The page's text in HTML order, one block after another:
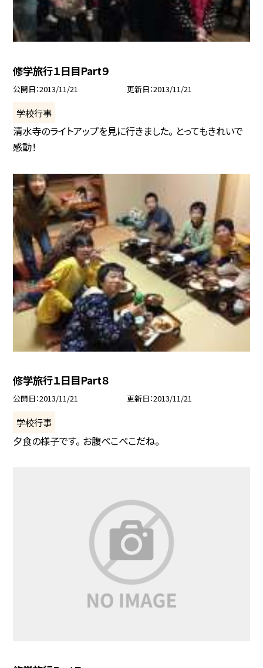
修学旅行１日目Part９
公開日 2013/11/21 更新日 2013/11/21
学校行事
清水寺のライトアップを見に行きました。 とってもきれいで
感動！
修学旅行１日目Part８
公開日 2013/11/21 更新日 2013/11/21
学校行事
夕食の様子です。 お腹ぺこぺこだね。